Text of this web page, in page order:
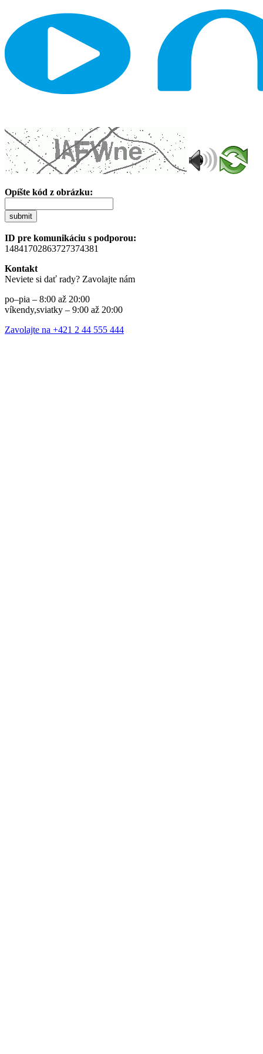
Opíšte kód z obrázku:
submit
ID pre komunikáciu s podporou:
14841702863727374381
Kontakt
Neviete si dať rady? Zavolajte nám
po–pia – 8:00 až 20:00
víkendy,sviatky – 9:00 až 20:00
Zavolajte na +421 2 44 555 444